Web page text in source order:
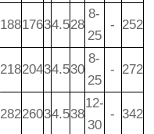
18817634.528
8-
25
- 252
21820434.530
8-
25
- 272
28226034.538
12-
30
- 342